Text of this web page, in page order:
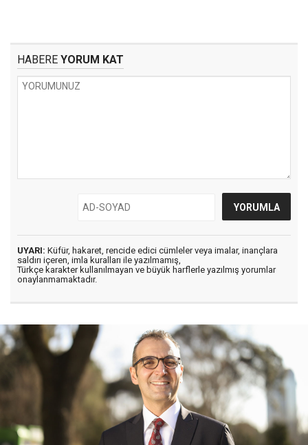
HABERE YORUM KAT
UYARI: Küfür, hakaret, rencide edici cümleler veya imalar, inançlara
saldırı içeren, imla kuralları ile yazılmamış,
Türkçe karakter kullanılmayan ve büyük harflerle yazılmış yorumlar
onaylanmamaktadır.